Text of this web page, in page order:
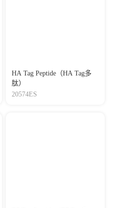
HA Tag Peptide（HA Tag多
肽）
20574ES